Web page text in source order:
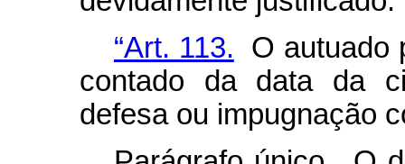
“Art. 113. O autuado
contado da data da
defesa ou impugnação